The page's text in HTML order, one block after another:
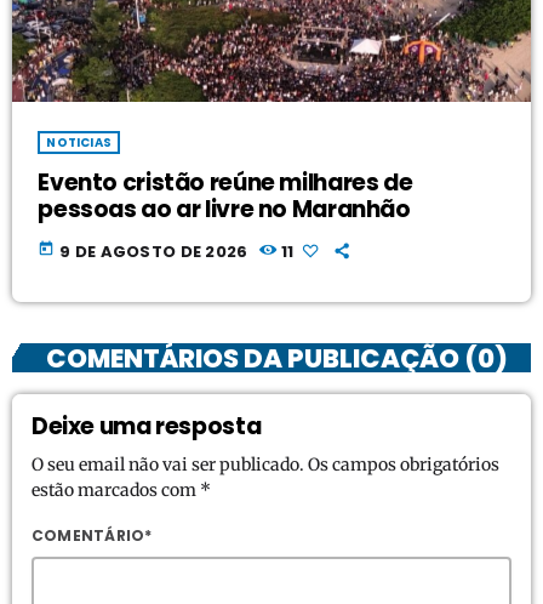
NOTICIAS
Evento cristão reúne milhares de
pessoas ao ar livre no Maranhão
today 9 DE AGOSTO DE 2026 11
COMENTÁRIOS DA PUBLICAÇÃO (0)
Deixe uma resposta
O seu email não vai ser publicado. Os campos obrigatórios
estão marcados com *
COMENTÁRIO*